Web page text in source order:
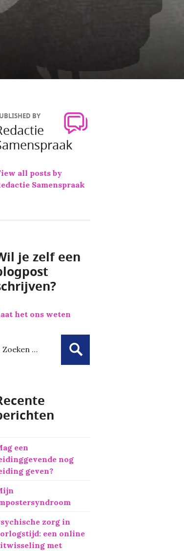
BY
all posts by
Samenspraak
je zelf een
het ons weten
een
nog
geven?
zorg in
een online
met